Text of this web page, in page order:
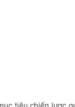
tiêu chiến lược